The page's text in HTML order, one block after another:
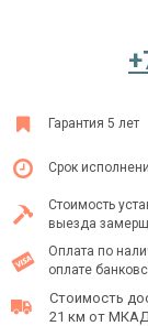
Гарантия 5 лет
Срок
Стоимость
выезда
Оплата по
оплате
Стоимость
21 км от МКАД